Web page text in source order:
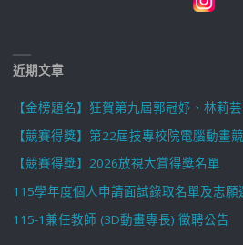
近期文章
【金榜題名】狂賀第九屆郭冠妤、林莉
【競賽得獎】第22屆技專校院電腦動畫
【競賽得獎】2026放視大賞得獎名單
115學年度個人申請面試錄取名單及志願
115-1兼任教師 (3D動畫專長) 徵聘公告